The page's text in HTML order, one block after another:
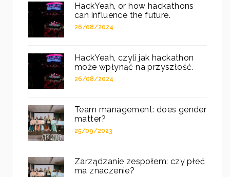
HackYeah, or how hackathons
can influence the future.
26/08/2024
HackYeah, czyli jak hackathon
może wpłynąć na przyszłość.
26/08/2024
Team management: does gender
matter?
25/09/2023
Zarządzanie zespołem: czy płeć
ma znaczenie?